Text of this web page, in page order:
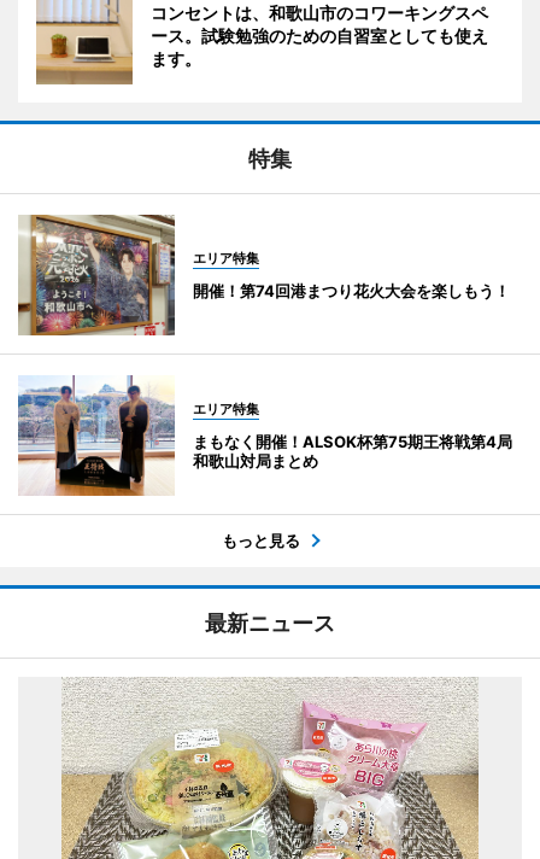
コンセントは、和歌山市のコワーキングスペ
ース。試験勉強のための自習室としても使え
ます。
特集
エリア特集
開催！第74回港まつり花火大会を楽しもう！
エリア特集
まもなく開催！ALSOK杯第75期王将戦第4局
和歌山対局まとめ
もっと見る
最新ニュース